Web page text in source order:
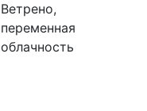
Ветрено,
переменная
облачность